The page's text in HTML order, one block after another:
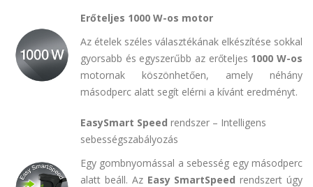
Erőteljes 1000 W-os motor
Az ételek széles választékának elkészítése sokkal
gyorsabb és egyszerűbb az erőteljes 1000 W-os
motornak köszönhetően, amely néhány
másodperc alatt segít elérni a kívánt eredményt.
EasySmart Speed ​​rendszer – Intelligens
sebességszabályozás
Egy gombnyomással a sebesség egy másodperc
alatt beáll. Az Easy SmartSpeed ​​rendszert úgy